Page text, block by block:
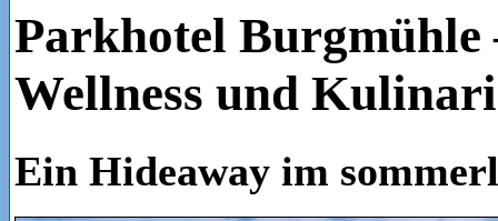
Parkhotel Burgmühle
Wellness und
Ein Hideaway im